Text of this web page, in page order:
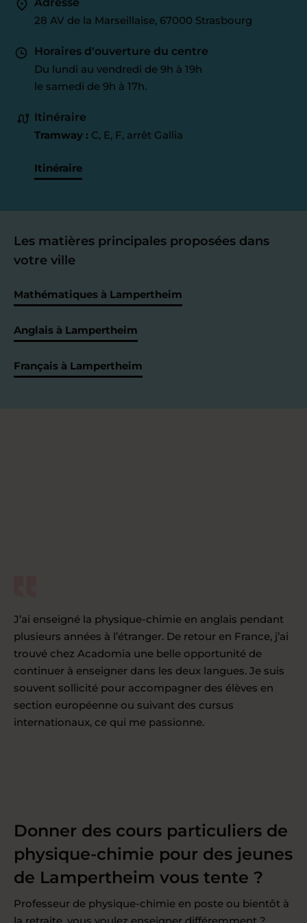
28 AV de la Marseillaise, 67000 Strasbourg
Horaires d'ouverture du centre
Du lundi au vendredi de 9h à 19h
le samedi de 9h à 17h.
Itinéraire
Tramway : C, E, F, arrêt Gallia
Itinéraire
Les matières principales proposées dans
votre ville
Mathématiques à Lampertheim
Anglais à Lampertheim
Français à Lampertheim
J’ai enseigné la physique-chimie en anglais pendant
plusieurs années à l’étranger. De retour en France, j’ai
trouvé chez Acadomia une belle opportunité de
continuer à enseigner dans les deux langues. Je suis
souvent sollicité pour accompagner des élèves en
section européenne ou suivant des cursus
internationaux, ce qui me passionne.
Donner des cours particuliers de
physique-chimie pour des jeunes
de Lampertheim vous tente ?
Professeur de physique-chimie en poste ou bientôt à
la retraite, vous voulez enseigner différemment ?